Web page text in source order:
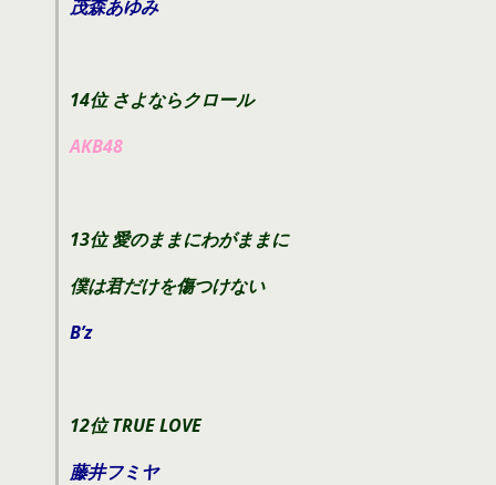
茂森あゆみ
14位 さよならクロール
AKB48
13位 愛のままにわがままに
僕は君だけを傷つけない
B’z
12位 TRUE LOVE
藤井フミヤ